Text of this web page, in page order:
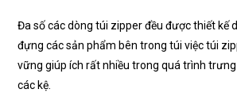
Đa số các dòng túi zipper đều được thiết kế
đựng các sản phẩm bên trong túi việc túi
vững giúp ích rất nhiều trong quá trình
các kệ.